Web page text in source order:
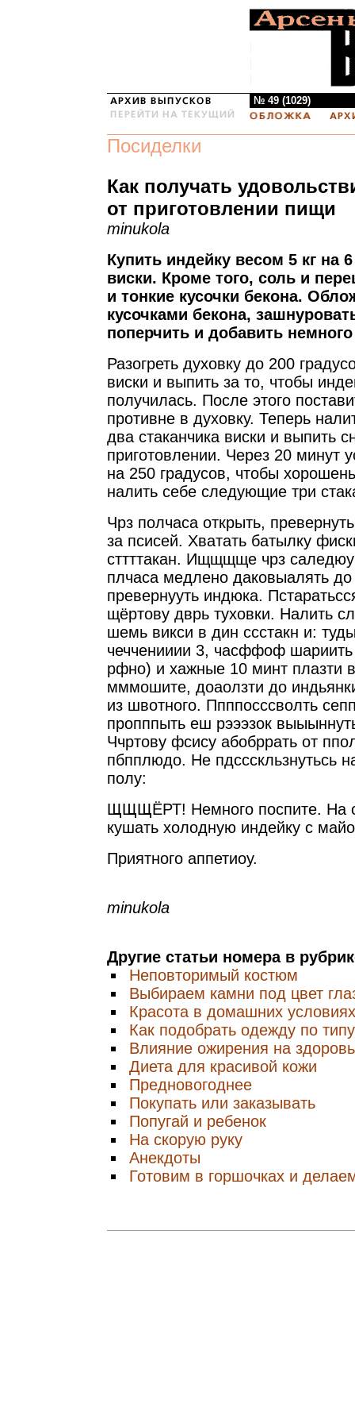
№ 49 (1029)
Посиделки
Как получать
от приготовлении пищи
minukola
Купить индейку весом 5 кг на
виски. Кроме того, соль и
и тонкие кусочки бекона.
кусочками бекона,
поперчить и добавить
Разогреть духовку до 200
виски и выпить за то, чтобы
получилась. После этого
противне в духовку. Теперь
два стаканчика виски и выпить
приготовлении. Через 20 минут
на 250 градусов, чтобы
налить себе следующие три
Чрз полчаса открыть,
за псисей. Хватать батылку
сттттакан. Ищщщще чрз
плчаса медлено даковыалять до
превернууть индюка.
щёртову дврь туховки. Налить
шемь викси в дин ссстакн и:
чечченииии 3, часффоф
рфно) и хажные 10 минт плазти
мммошите, доаолзти до
из швотного. Ппппосссволть
пропппыть еш рэээзок
Ччртову фсису абобррать от
пбпплюдо. Не пдссскльзнутьсь
полу:
ЩЩЩЁРТ! Немного поспите. На
кушать холодную индейку с
Приятного аппетиоу.
minukola
Другие статьи номера в
Неповторимый костюм
Выбираем камни под цвет
Красота в домашних условиях
Как подобрать одежду по
Влияние ожирения на
Диета для красивой кожи
Предновогоднее
Покупать или заказывать
Попугай и ребенок
На скорую руку
Анекдоты
Готовим в горшочках и